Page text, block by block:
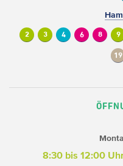
2 3 4 6 8 9
19
8:30 bis 12:00